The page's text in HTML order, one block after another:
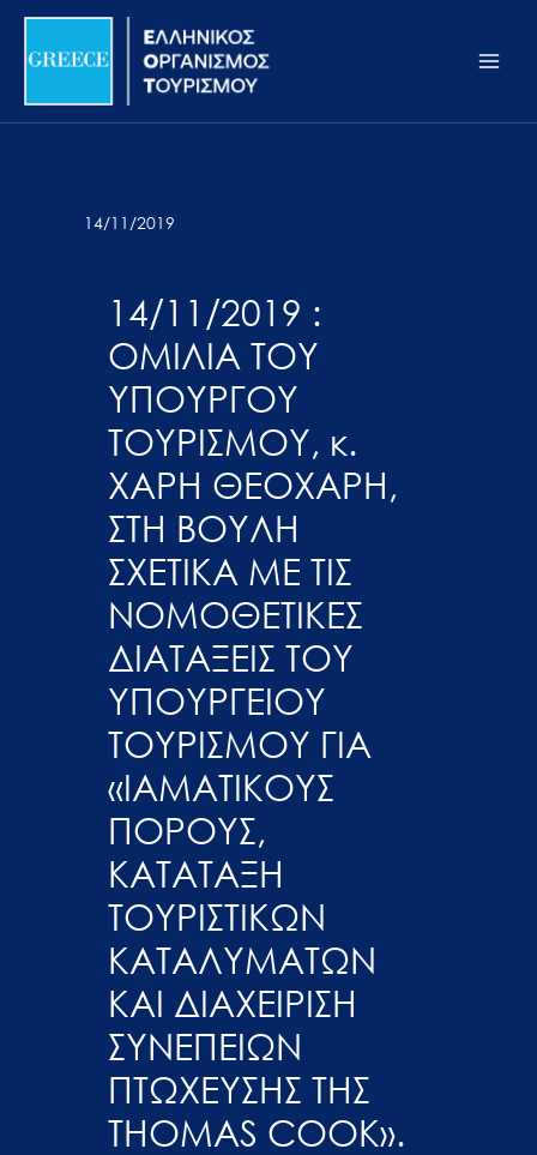
Σημείωση:
ιστότοπος
προσβασιμότητας.
Μετάβαση
περιεχόμενο
14/11/2019
14/11/2019 :
ΟΜΙΛΙΑ ΤΟΥ
ΥΠΟΥΡΓΟΥ
ΤΟΥΡΙΣΜΟΥ, κ.
ΧΑΡΗ ΘΕΟΧΑΡΗ,
ΣΤΗ ΒΟΥΛΗ
ΣΧΕΤΙΚΑ ΜΕ ΤΙΣ
ΝΟΜΟΘΕΤΙΚΕΣ
ΔΙΑΤΑΞΕΙΣ ΤΟΥ
ΥΠΟΥΡΓΕΙΟΥ
ΤΟΥΡΙΣΜΟΥ ΓΙΑ
«ΙΑΜΑΤΙΚΟΥΣ
ΠΟΡΟΥΣ,
ΚΑΤΑΤΑΞΗ
ΤΟΥΡΙΣΤΙΚΩΝ
ΚΑΤΑΛΥΜΑΤΩΝ
ΚΑΙ ΔΙΑΧΕΙΡΙΣΗ
ΣΥΝΕΠΕΙΩΝ
ΠΤΩΧΕΥΣΗΣ ΤΗΣ
THOMAS COOK».